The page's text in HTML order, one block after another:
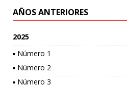
AÑOS ANTERIORES
2025
▪ Número 1
▪ Número 2
▪ Número 3